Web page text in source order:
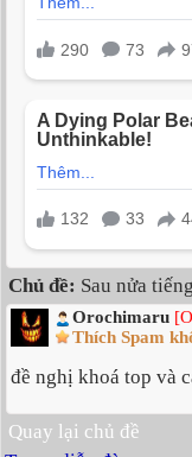
Chủ đề: Sau nửa
Orochimaru
Thích Spam
đề nghị khoá top và
Quay lại chủ đề